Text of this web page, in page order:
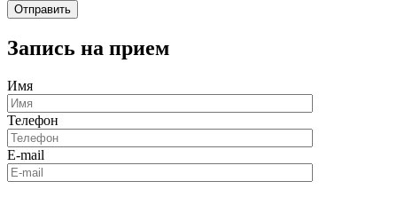
Запись на прием
Имя
Телефон
E-mail